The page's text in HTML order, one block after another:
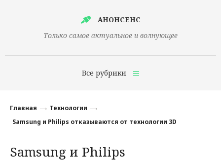
АНОНСЕНС
Только самое актуальное и волнующее
Все рубрики
Финансы
Наука
Главная
Технологии
Samsung и Philips отказываются от технологии 3D
Samsung и Philips